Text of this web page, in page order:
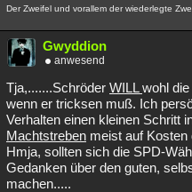
Der Zweifel und vorallem der wiederlegte
Gwyddion
anwesend
Tja,.......Schröder WILL wohl
wenn er tricksen muß. Ich
Verhalten einen kleinen Schritt
Machtstreben meist auf Kosten
Hmja, sollten sich die SPD-
Gedanken über den guten,
machen.....